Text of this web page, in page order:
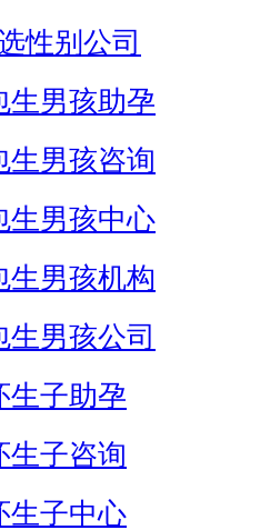
性别公司
生男孩助孕
生男孩咨询
生男孩中心
生男孩机构
生男孩公司
生子助孕
生子咨询
生子中心